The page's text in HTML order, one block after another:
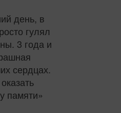
день, в
гулял
3 года и
сердцах.
памяти»